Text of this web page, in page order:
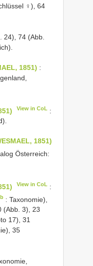
♀), 64
24), 74 (Abb.
1851) :
View in CoL :
1851)
Österreich:
View in CoL :
: Taxonomie),
(Abb. 3), 23
17), 31
35